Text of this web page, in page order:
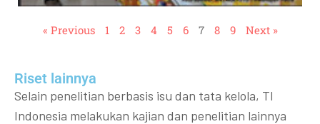
« Previous 1 2 3 4 5 6 7 8 9 Next »
Riset lainnya​​
Selain penelitian berbasis isu dan tata kelola, TI
Indonesia melakukan kajian dan penelitian lainnya